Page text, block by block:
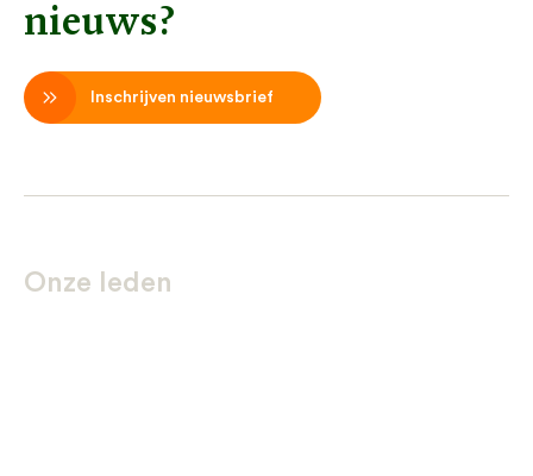
nieuws?
Inschrijven nieuwsbrief
Onze leden